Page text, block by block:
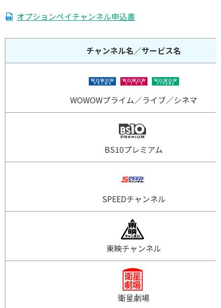
オプションペイチャンネル申込書
チャンネル名／サービス名
WOWOWプライム／ライブ／シネマ
BS10プレミアム
SPEEDチャンネル
東映チャンネル
衛星劇場